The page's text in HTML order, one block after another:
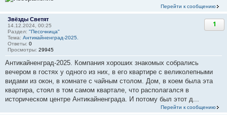
Перейти к сообщению
Звёзды Светят
14.12.2024, 00:25
Раздел: "Песочница"
Тема: Антикайненград-2025.
Ответы: 0
Просмотры: 29945
1
Антикайненград-2025. Компания хороших знакомых собрались
вечером в гостях у одного из них, в его квартире с великолепными
видами из окон, в комнате с чайным столом. Дом, в коем была эта
квартира, стоял в том самом квартале, что располагался в
историческом центре Антикайненграда. И потому был этот д...
Перейти к сообщению